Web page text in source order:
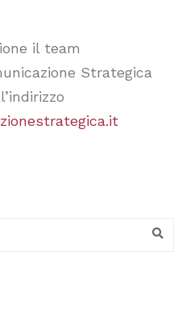
il team
Strategica